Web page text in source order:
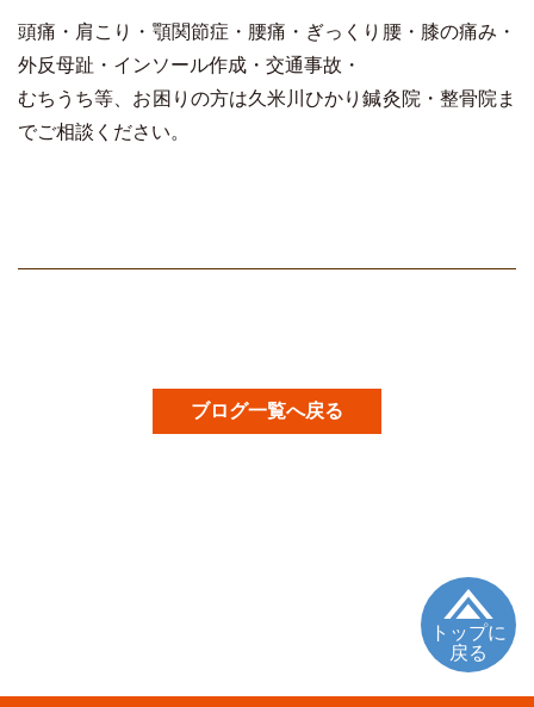
頭痛・肩こり・顎関節症・腰痛・ぎっくり腰・膝の痛み・
外反母趾・インソール作成・交通事故・
むちうち等、お困りの方は久米川ひかり鍼灸院・整骨院ま
でご相談ください。
ブログ一覧へ戻る
トップに
戻る